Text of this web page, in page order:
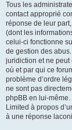
Tous les
contact approprié
réponse de leur
(dont les
celui-ci fonctionne
de gestion des
juridiction et ne peut
où et par qui ce
problème d’ordre
ne sont pas
phpBB en lui-
Limited à propos
à une réponse